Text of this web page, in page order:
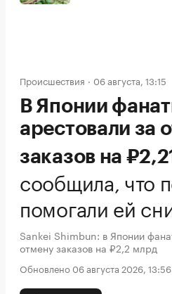
Происшествия 06 августа, 13:15
В Японии
арестовали за
заказов на
сообщила, что
помогали ей
Sankei Shimbun: в Японии
отмену заказов на ₽2,2 млрд
Обновлено 06 августа 2026, 13:56